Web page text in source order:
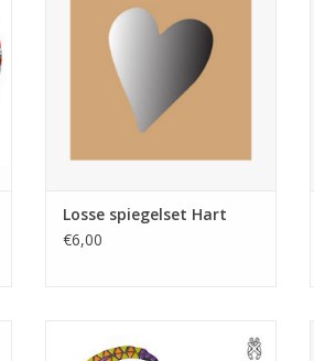
TOEVOEGEN AAN WINKELWAGEN
Losse spiegelset Hart
€6,00
keramiek mozaïeksteentjes om